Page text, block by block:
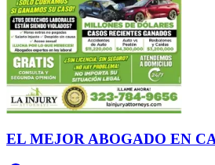
EL MEJOR ABOGADO EN